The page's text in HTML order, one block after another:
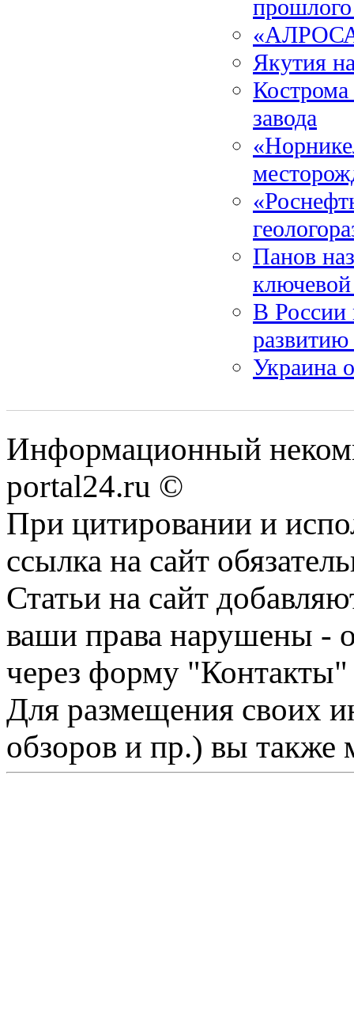
прошлого
Якутия
завода
Панов
В России
Украина
Информационный
portal24.ru ©
При цитировании и
ссылка на сайт
Статьи на сайт
ваши права нарушены -
через форму "Контакты"
Для размещения своих
обзоров и пр.) вы также